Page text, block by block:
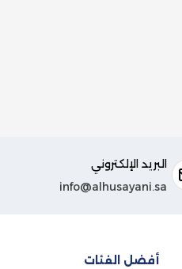
البريد الإلكتروني
info@alhusayani.sa
أفضل الفئات